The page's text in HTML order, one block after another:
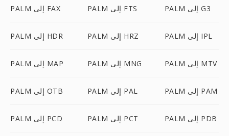
PALM إلى FAX PALM إلى FTS PALM إلى G3
PALM إلى HDR PALM إلى HRZ PALM إلى IPL
PALM إلى MAP PALM إلى MNG PALM إلى MTV
PALM إلى OTB PALM إلى PAL PALM إلى PAM
PALM إلى PCD PALM إلى PCT PALM إلى PDB